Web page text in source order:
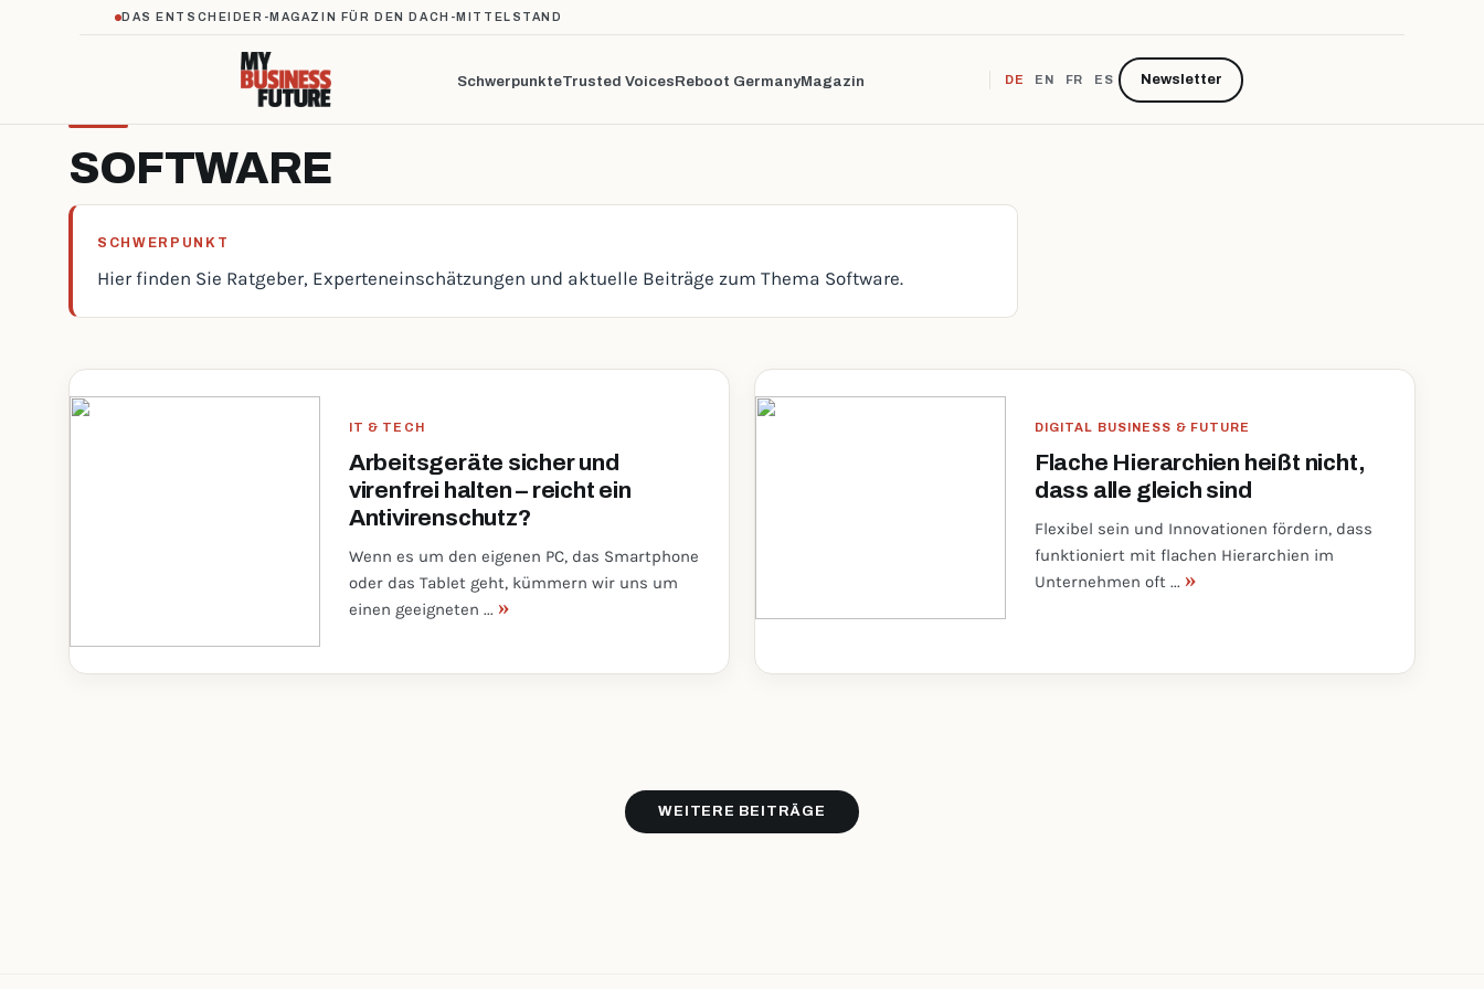
SOFTWARE
SCHWERPUNKT
Hier finden Sie Ratgeber, Experteneinschätzungen und aktuelle Beiträge zum Thema Software.
IT & TECH
Arbeitsgeräte sicher und
virenfrei halten – reicht ein
Antivirenschutz?
Wenn es um den eigenen PC, das Smartphone
oder das Tablet geht, kümmern wir uns um
einen geeigneten ... »
DIGITAL BUSINESS & FUTURE
Flache Hierarchien heißt nicht,
dass alle gleich sind
Flexibel sein und Innovationen fördern, dass
funktioniert mit flachen Hierarchien im
Unternehmen oft ... »
WEITERE BEITRÄGE
DAS ENTSCHEIDER-MAGAZIN FÜR DEN DACH-MITTELSTAND
SchwerpunkteTrusted VoicesReboot GermanyMagazin DE EN FR ES Newsletter